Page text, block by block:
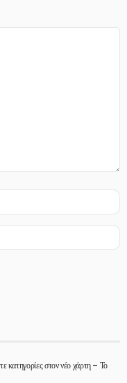
κατηγορίες στον νέο χάρτη – Το